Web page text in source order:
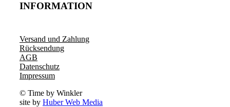
INFORMATION
Versand und Zahlung
Rücksendung
AGB
Datenschutz
Impressum
© Time by Winkler
site by Huber Web Media